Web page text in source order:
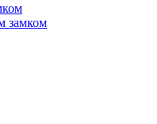
замком